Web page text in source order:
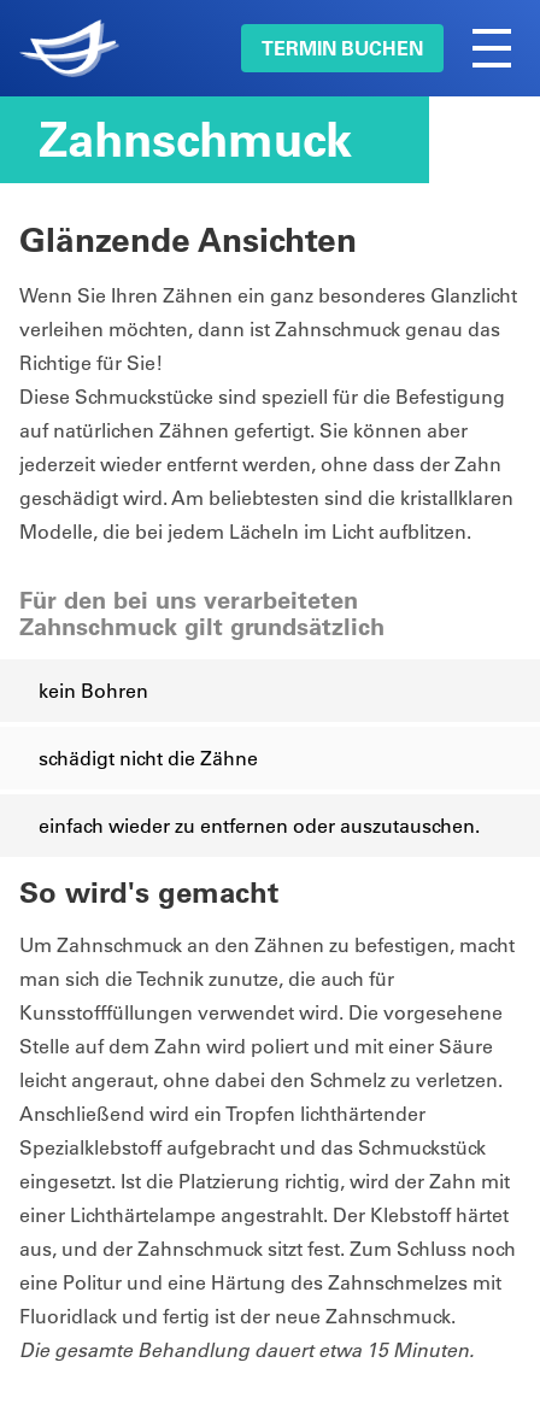
TERMIN BUCHEN
Zahnschmuck
Glänzende Ansichten
Wenn Sie Ihren Zähnen ein ganz besonderes Glanzlicht
verleihen möchten, dann ist Zahnschmuck genau das
Richtige für Sie!
Diese Schmuckstücke sind speziell für die Befestigung
auf natürlichen Zähnen gefertigt. Sie können aber
jederzeit wieder entfernt werden, ohne dass der Zahn
geschädigt wird. Am beliebtesten sind die kristallklaren
Modelle, die bei jedem Lächeln im Licht aufblitzen.
Für den bei uns verarbeiteten
Zahnschmuck gilt grundsätzlich
kein Bohren
schädigt nicht die Zähne
einfach wieder zu entfernen oder auszutauschen.
So wird's gemacht
Um Zahnschmuck an den Zähnen zu befestigen, macht
man sich die Technik zunutze, die auch für
Kunsstofffüllungen verwendet wird. Die vorgesehene
Stelle auf dem Zahn wird poliert und mit einer Säure
leicht angeraut, ohne dabei den Schmelz zu verletzen.
Anschließend wird ein Tropfen lichthärtender
Spezialklebstoff aufgebracht und das Schmuckstück
eingesetzt. Ist die Platzierung richtig, wird der Zahn mit
einer Lichthärtelampe angestrahlt. Der Klebstoff härtet
aus, und der Zahnschmuck sitzt fest. Zum Schluss noch
eine Politur und eine Härtung des Zahnschmelzes mit
Fluoridlack und fertig ist der neue Zahnschmuck.
Die gesamte Behandlung dauert etwa 15 Minuten.